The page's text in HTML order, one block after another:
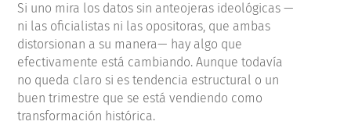
Si uno mira los datos sin anteojeras ideológicas —
ni las oficialistas ni las opositoras, que ambas
distorsionan a su manera— hay algo que
efectivamente está cambiando. Aunque todavía
no queda claro si es tendencia estructural o un
buen trimestre que se está vendiendo como
transformación histórica.